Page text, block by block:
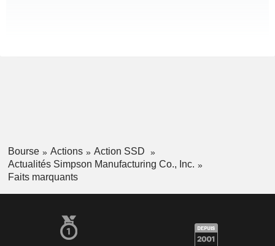
Bourse Actions
Action SSD
Actualités Simpson Manufacturing Co., Inc.
Faits marquants